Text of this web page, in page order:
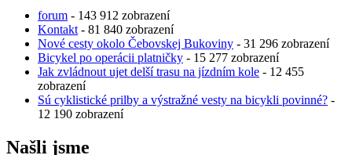
forum - 143 912 zobrazení
Kontakt - 81 840 zobrazení
Nové cesty okolo Čebovskej Bukoviny - 31 296 zobrazení
Bicykel po operácii platničky - 15 277 zobrazení
Jak zvládnout ujet delší trasu na jízdním kole - 12 455
zobrazení
Sú cyklistické prilby a výstražné vesty na bicykli povinné? -
12 190 zobrazení
Našli jsme